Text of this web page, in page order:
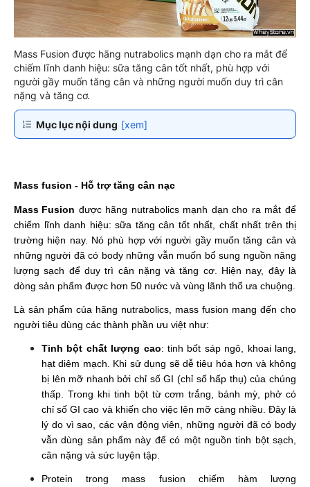
Mass Fusion được hãng nutrabolics mạnh dạn cho ra mắt để
chiếm lĩnh danh hiệu: sữa tăng cân tốt nhất, phù hợp với
người gầy muốn tăng cân và những người muốn duy trì cân
nặng và tăng cơ.
Mục lục nội dung [xem]
Mass fusion - Hỗ trợ tăng cân nạc
Mass Fusion được hãng nutrabolics mạnh dạn cho ra mắt để
chiếm lĩnh danh hiệu: sữa tăng cân tốt nhất, chất nhất trên thị
trường hiện nay. Nó phù hợp với người gầy muốn tăng cân và
những người đã có body những vẫn muốn bổ sung nguồn năng
lượng sạch để duy trì cân nặng và tăng cơ. Hiện nay, đây là
dòng sản phẩm được hơn 50 nước và vùng lãnh thổ ưa chuộng.
Là sản phẩm của hãng nutrabolics, mass fusion mang đến cho
người tiêu dùng các thành phần ưu việt như:
Tinh bột chất lượng cao: tinh bốt sáp ngô, khoai lang,
hạt diêm mạch. Khi sử dụng sẽ dễ tiêu hóa hơn và không
bị lên mỡ nhanh bởi chỉ số GI (chỉ số hấp thụ) của chúng
thấp. Trong khi tinh bột từ cơm trắng, bánh mỳ, phở có
chỉ số GI cao và khiến cho việc lên mỡ càng nhiều. Đây là
lý do vì sao, các vận động viên, những người đã có body
vẫn dùng sản phẩm này để có một nguồn tinh bột sạch,
cân nặng và sức luyện tập.
Protein trong mass fusion chiếm hàm lượng